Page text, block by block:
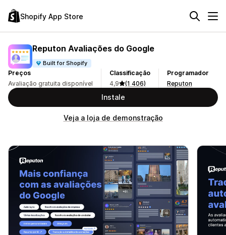
Shopify App Store
Reputon Avaliações do Google
Built for Shopify
Preços
Avaliação gratuita disponível
Classificação
4,9
(1 406)
Programador
Reputon
Instale
Veja a loja de demonstração